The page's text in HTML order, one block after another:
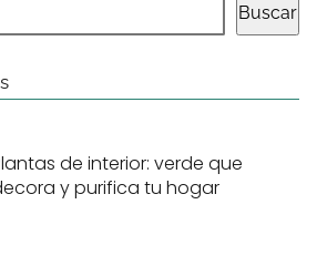
Buscar
de interior: verde que
y purifica tu hogar